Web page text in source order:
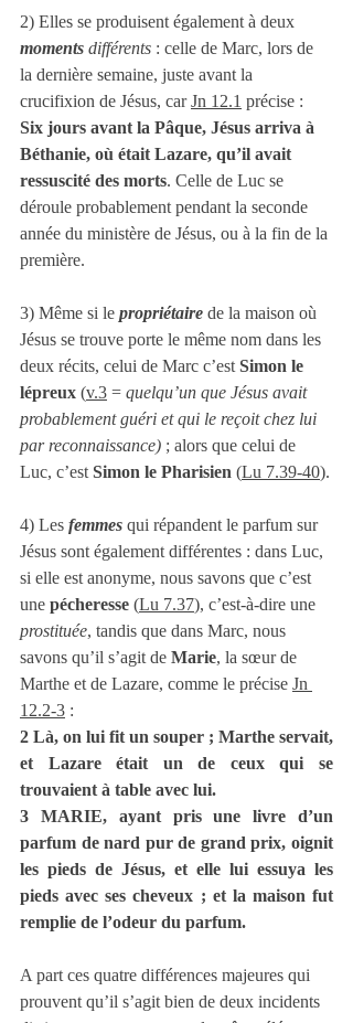
2) Elles se produisent également à deux
moments différents : celle de Marc, lors de
la dernière semaine, juste avant la
crucifixion de Jésus, car Jn 12.1 précise :
Six jours avant la Pâque, Jésus arriva à
Béthanie, où était Lazare, qu’il avait
ressuscité des morts. Celle de Luc se
déroule probablement pendant la seconde
année du ministère de Jésus, ou à la fin de la
première.
3) Même si le propriétaire de la maison où
Jésus se trouve porte le même nom dans les
deux récits, celui de Marc c’est Simon le
lépreux (v.3 = quelqu’un que Jésus avait
probablement guéri et qui le reçoit chez lui
par reconnaissance) ; alors que celui de
Luc, c’est Simon le Pharisien (Lu 7.39-40).
4) Les femmes qui répandent le parfum sur
Jésus sont également différentes : dans Luc,
si elle est anonyme, nous savons que c’est
une pécheresse (Lu 7.37), c’est-à-dire une
prostituée, tandis que dans Marc, nous
savons qu’il s’agit de Marie, la sœur de
Marthe et de Lazare, comme le précise Jn
12.2-3 :
2 Là, on lui fit un souper ; Marthe servait,
et Lazare était un de ceux qui se
trouvaient à table avec lui.
3 MARIE, ayant pris une livre d’un
parfum de nard pur de grand prix, oignit
les pieds de Jésus, et elle lui essuya les
pieds avec ses cheveux ; et la maison fut
remplie de l’odeur du parfum.
A part ces quatre différences majeures qui
prouvent qu’il s’agit bien de deux incidents